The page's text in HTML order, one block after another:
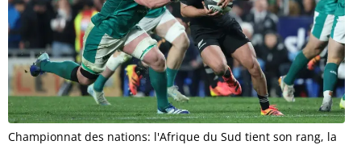
Championnat des nations: l'Afrique du Sud tient son rang, la